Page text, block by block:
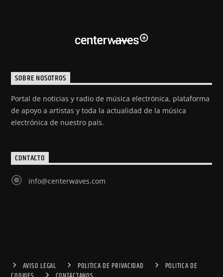
SOBRE NOSOTROS
Portal de noticias y radio de música electrónica, plataforma
de apoyo a artistas y toda la actualidad de la música
electrónica de nuestro país.
CONTACTO
info@centerwaves.com
AVISO LEGAL POLITICA DE PRIVACIDAD
POLITICA DE